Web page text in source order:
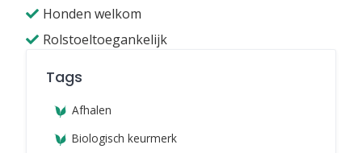
Honden welkom
Rolstoeltoegankelijk
Tags
Afhalen
Biologisch keurmerk